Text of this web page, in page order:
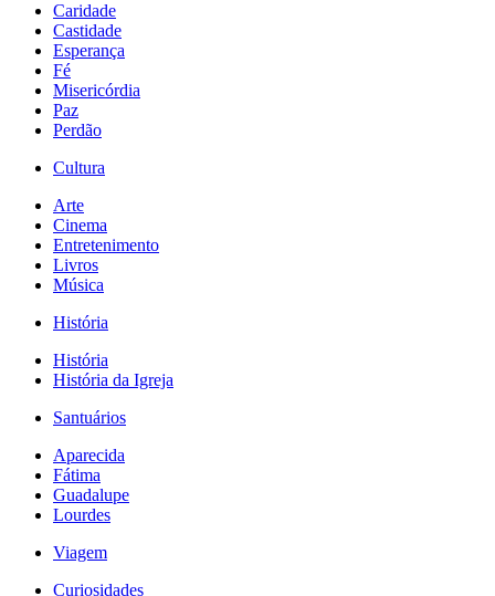
Caridade
Castidade
Esperança
Fé
Misericórdia
Paz
Perdão
Cultura
Arte
Cinema
Entretenimento
Livros
Música
História
História
História da Igreja
Santuários
Aparecida
Fátima
Guadalupe
Lourdes
Viagem
Curiosidades